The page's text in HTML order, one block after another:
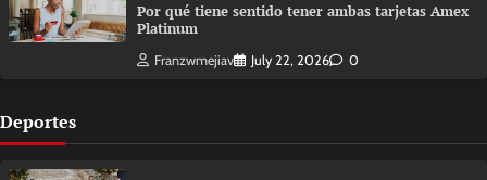
Por qué tiene sentido tener ambas tarjetas Amex
Platinum
Franzwmejiav July 22, 2026 0
Deportes